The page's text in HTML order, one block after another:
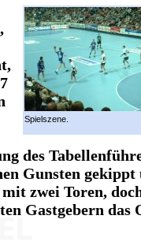
Spielszene.
des
Gunsten
zwei Toren,
Gastgebern das